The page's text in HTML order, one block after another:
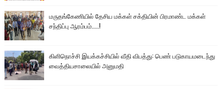
மருதங்கேணியில் தேசிய மக்கள் சக்தியின் பிரமாண்ட மக்கள்
சந்திப்பு ஆரம்பம்.....!
கிளிநொச்சி இயக்கச்சியில் வீதி விபத்து: பெண் படுகாயமடைந்து
வைத்தியசாலையில் அனுமதி